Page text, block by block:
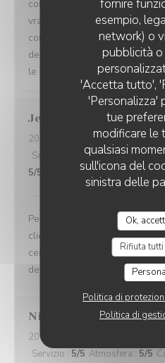
fornire
esempio,
network) o
pubblicità
'Accetta tutto',
'Personalizza'
tue
modificare le
qualsiasi
sull'icona del
sinistra delle
Ok,
Rifiuta
Politica di
Politica di
convivial. Les plats bien sûr,
vraiment délicieuse. Mes amis
connaissaient pas le
decouverte et ils reviendront.
le service tres souriant
Jean Jacques B
2026-08-05
- 12:30 - Ospiti 2
Servizio
/5 Atmosfera : 5/5
5/5
Personnels très compétents
clients on se sent pas du tout
certains restaurants et le
dessert
Nicole
2026-08-05
Servizio : 5/5 Atmosfera : 5/5